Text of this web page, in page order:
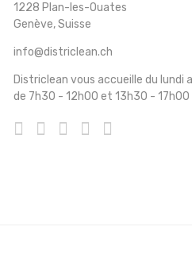
1228 Plan-les-Ouates
Genève, Suisse
info@districlean.ch
Districlean vous accueille du lundi
de 7h30 - 12h00 et 13h30 - 17h00